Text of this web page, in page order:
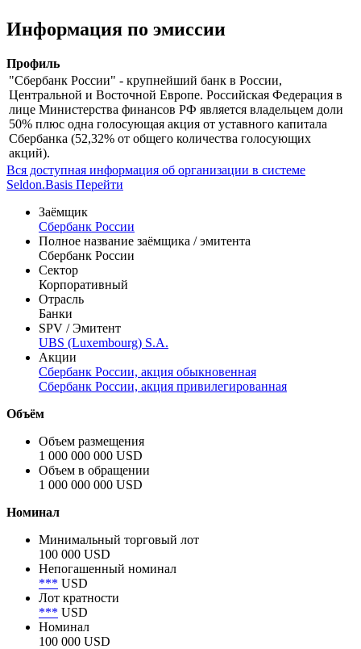
Информация по эмиссии
Профиль
"Сбербанк России" - крупнейший банк в России,
Центральной и Восточной Европе. Российская Федерация в
лице Министерства финансов РФ является владельцем доли
50% плюс одна голосующая акция от уставного капитала
Сбербанка (52,32% от общего количества голосующих
акций).
Вся доступная информация об организации в системе
Seldon.Basis Перейти
Заёмщик
Сбербанк России
Полное название заёмщика / эмитента
Сбербанк России
Сектор
Корпоративный
Отрасль
Банки
SPV / Эмитент
UBS (Luxembourg) S.A.
Акции
Сбербанк России, акция обыкновенная
Сбербанк России, акция привилегированная
Объём
Объем размещения
1 000 000 000 USD
Объем в обращении
1 000 000 000 USD
Номинал
Минимальный торговый лот
100 000 USD
Непогашенный номинал
*** USD
Лот кратности
*** USD
Номинал
100 000 USD